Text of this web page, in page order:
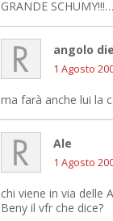
GRANDE
angolo
1 Agosto
ma farà anche lui la
Ale
1 Agosto
chi viene in via delle
Beny il vfr che dice?